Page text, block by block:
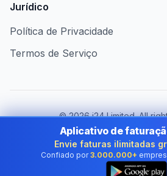
Jurídico
Política de Privacidade
Termos de Serviço
©2026i24 Limited. All
Atendendo empresas
Mudar de país:
Brazil
Aplicativo de
Envie faturas ilimitadas
Confiado por 3.000.000+